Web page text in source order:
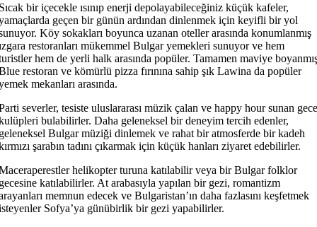
bir içecekle ısınıp enerji depolayabileceğiniz küçük kafeler,
geçen bir günün ardından dinlenmek için keyifli bir yol
Köy sokakları boyunca uzanan oteller arasında konumlanmış
restoranları mükemmel Bulgar yemekleri sunuyor ve hem
hem de yerli halk arasında popüler. Tamamen maviye
restoran ve kömürlü pizza fırınına sahip şık Lawina da popüler
mekanları arasında.
severler, tesiste uluslararası müzik çalan ve happy hour sunan gece
bulabilirler. Daha geleneksel bir deneyim tercih edenler,
Bulgar müziği dinlemek ve rahat bir atmosferde bir kadeh
şarabın tadını çıkarmak için küçük hanları ziyaret edebilirler.
helikopter turuna katılabilir veya bir Bulgar folklor
katılabilirler. At arabasıyla yapılan bir gezi, romantizm
memnun edecek ve Bulgaristan’ın daha fazlasını keşfetmek
Sofya’ya günübirlik bir gezi yapabilirler.